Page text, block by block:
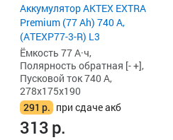
Аккумулятор AKTEX EXTRA
Premium (77 Ah) 740 А,
(ATEXP77-3-R) L3
Ёмкость 77 А·ч,
Полярность обратная [- +],
Пусковой ток 740 А,
278x175x190
291 р. при сдаче акб
313р.